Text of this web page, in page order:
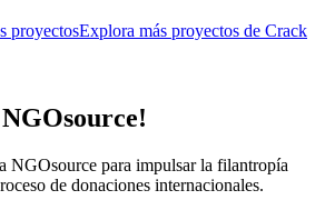
proyectosExplora más proyectos de Crack
NGOsource!
NGOsource para impulsar la filantropía
de donaciones internacionales.